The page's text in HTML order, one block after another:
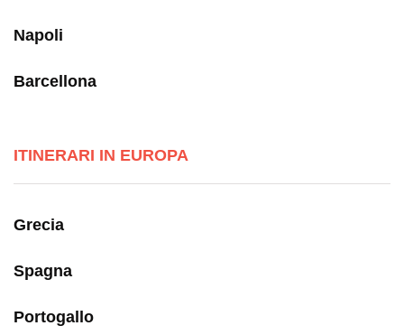
Napoli
Barcellona
ITINERARI IN EUROPA
Grecia
Spagna
Portogallo